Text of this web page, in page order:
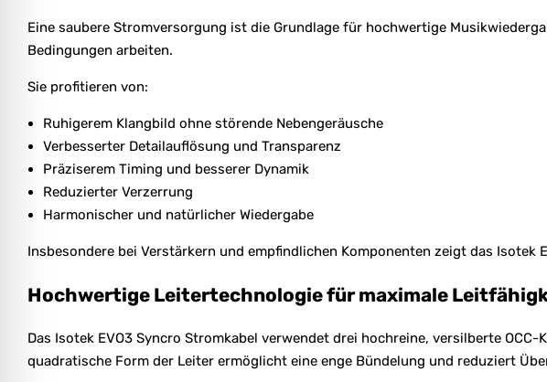
Eine saubere Stromversorgung ist die Grundlage für hochwertige
Bedingungen arbeiten.
Sie profitieren von:
Ruhigerem Klangbild ohne störende Nebengeräusche
Verbesserter Detailauflösung und Transparenz
Präziserem Timing und besserer Dynamik
Reduzierter Verzerrung
Harmonischer und natürlicher Wiedergabe
Insbesondere bei Verstärkern und empfindlichen Komponenten zeigt das Isotek
Hochwertige Leitertechnologie für maximale
Das Isotek EVO3 Syncro Stromkabel verwendet drei hochreine, versilberte
quadratische Form der Leiter ermöglicht eine enge Bündelung und reduziert